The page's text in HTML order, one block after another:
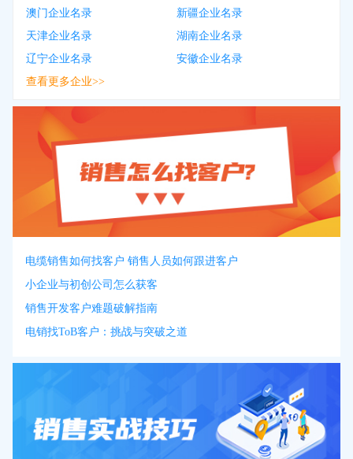
澳门企业名录
新疆企业名录
天津企业名录
湖南企业名录
辽宁企业名录
安徽企业名录
查看更多企业>>
电缆销售如何找客户 销售人员如何跟进客户
小企业与初创公司怎么获客
销售开发客户难题破解指南
电销找ToB客户：挑战与突破之道